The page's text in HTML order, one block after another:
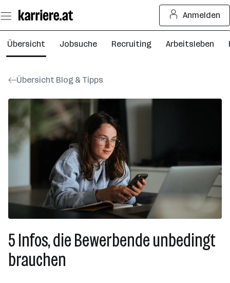
Seiteninhalt
springen
Anmelden
Übersicht Jobsuche Recruiting Arbeitsleben
Übersicht Blog & Tipps
5 Infos, die Bewerbende unbedingt
brauchen